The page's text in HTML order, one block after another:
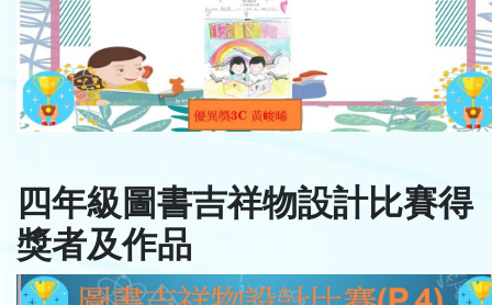
四年級圖書吉祥物設計比賽得
獎者及作品